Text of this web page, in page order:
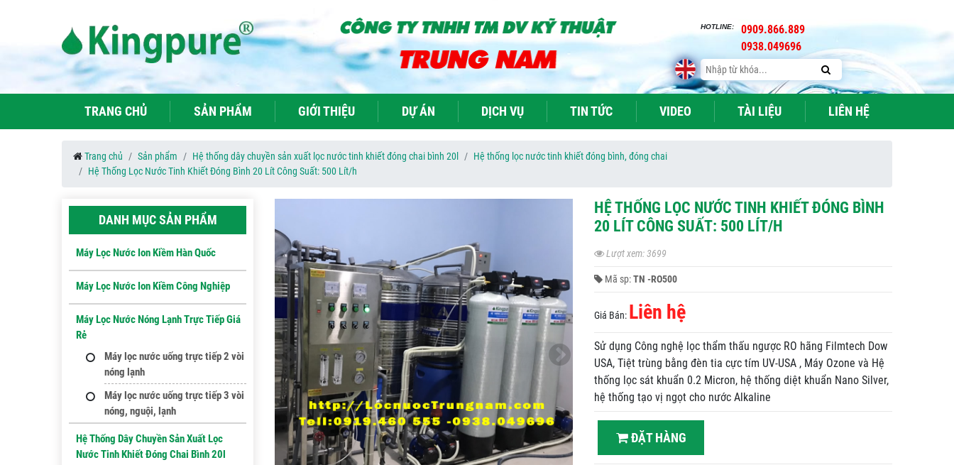
HOTLINE:
0909.866.889
0938.049696
TRANG CHỦ SẢN PHẨM GIỚI THIỆU DỰ ÁN DỊCH VỤ TIN TỨC VIDEO TÀI LIỆU LIÊN HỆ
Trang chủ Sản phẩm Hệ thống dây chuyền sản xuất lọc nước tinh khiết đóng chai bình 20l
Hệ thống lọc nước tinh khiết đóng bình, đóng chai
Hệ Thống Lọc Nước Tinh Khiết Đóng Bình 20 Lít Công Suất: 500 Lít/h
HỆ THỐNG LỌC NƯỚC TINH KHIẾT ĐÓNG BÌNH
20 LÍT CÔNG SUẤT: 500 LÍT/H
Lượt xem: 3699
Mã sp:TN -RO500
Giá Bán: Liên hệ
Sử dụng Công nghệ lọc thẩm thấu ngược RO hãng Filmtech Dow
USA, Tiệt trùng bằng đèn tia cực tím UV-USA , Máy Ozone và Hệ
thống lọc sát khuẩn 0.2 Micron, hệ thống diệt khuẩn Nano Silver,
hệ thống tạo vị ngọt cho nước Alkaline
ĐẶT HÀNG
DANH MỤC SẢN PHẨM
Máy Lọc Nước Ion Kiềm Hàn Quốc
Máy Lọc Nước Ion Kiềm Công Nghiệp
Máy Lọc Nước Nóng Lạnh Trực Tiếp Giá
Rẻ
Máy lọc nước uống trực tiếp 2 vòi
nóng lạnh
Máy lọc nước uống trực tiếp 3 vòi
nóng, nguội, lạnh
Hệ Thống Dây Chuyền Sản Xuất Lọc
Nước Tinh Khiết Đóng Chai Bình 20l